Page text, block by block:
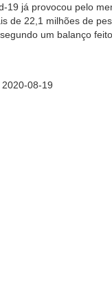
19 já provocou pelo
de 22,1 milhões de
um balanço
08-19